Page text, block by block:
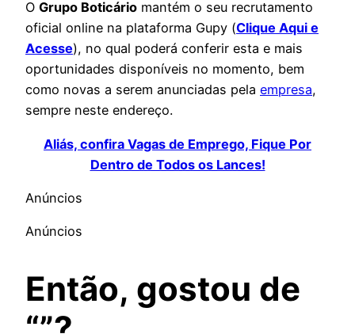
O Grupo Boticário mantém o seu recrutamento
oficial online na plataforma Gupy (Clique Aqui e
Acesse), no qual poderá conferir esta e mais
oportunidades disponíveis no momento, bem
como novas a serem anunciadas pela empresa,
sempre neste endereço.
Aliás, confira Vagas de Emprego, Fique Por
Dentro de Todos os Lances!
Anúncios
Anúncios
Então, gostou de